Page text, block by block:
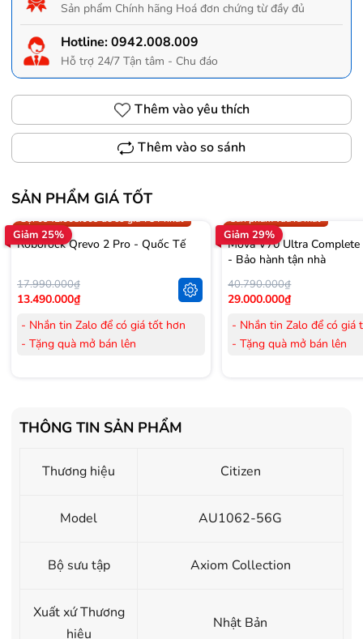
Sản phẩm Chính hãng Hoá đơn chứng từ đầy đủ
Hotline:0942.008.009
Hỗ trợ 24/7 Tận tâm - Chu đáo
Thêm vào yêu thích
Thêm vào so sánh
SẢN PHẨM GIÁ TỐT
Giảm 25%
Trợ giá 300.000đ
Gọi 0942.008.009 để có giá TỐT nhất
Roborock Qrevo 2 Pro - Quốc Tế
17.990.000₫
13.490.000₫
- Nhắn tin Zalo để có giá tốt hơn
- Tặng quà mở bán lên
- Tặng Voucher trị giá 150.000đ
mua Máy lọc Không khí
- Lắp đặt, HDSD tại nhà nội thành
- Vận chuyển Toàn Quốc.
Giảm 29%
Sản phẩm vừa ra mắt
Mova V70 Ultra
- Bảo hành tận nhà
40.790.000₫
29.000.000₫
- Nhắn tin Zalo để có giá
- Tặng quà mở bán lên
- Lắp đặt, HDSD tại nhà
- Vận chuyển Toàn Quốc.
THÔNG TIN SẢN PHẨM
Thương hiệu Citizen
Model AU1062-56G
Bộ sưu tập Axiom Collection
Xuất xứ Thương
hiệu
Nhật Bản